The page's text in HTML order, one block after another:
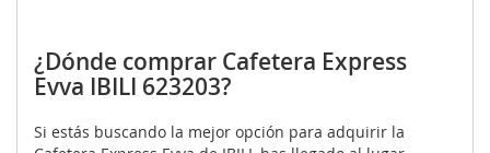
¿Dónde comprar Cafetera Express
Evva IBILI 623203?
Si estás buscando la mejor opción para adquirir la